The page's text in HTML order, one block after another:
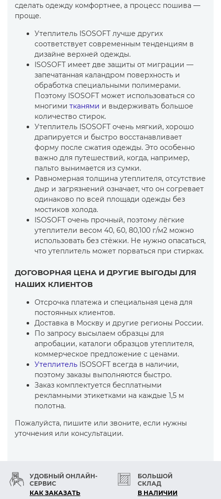
сделать одежду комфортнее, а процесс пошива —
проще.
Утеплитель ISOSOFT лучше других
соответствует современным тенденциям в
дизайне верхней одежды.
ISOSOFT имеет две защиты от миграции —
запечатанная каландром поверхность и
обработка специальными полимерами.
Поэтому ISOSOFT может использоваться со
многими тканями и выдерживать большое
количество стирок.
Утеплитель ISOSOFT очень мягкий, хорошо
драпируется и быстро восстанавливает
форму после сжатия одежды. Это особенно
важно для путешествий, когда, например,
пальто вынимается из сумки.
Равномерная толщина утеплителя, отсутствие
дыр и загрязнений означает, что он согревает
одинаково по всей площади одежды без
мостиков холода.
ISOSOFT очень прочный, поэтому лёгкие
утеплители весом 40, 60, 80,100 г/м2 можно
использовать без стёжки. Не нужно опасаться,
что утеплитель может порваться при стирках.
ДОГОВОРНАЯ ЦЕНА И ДРУГИЕ ВЫГОДЫ ДЛЯ
НАШИХ КЛИЕНТОВ
Отсрочка платежа и специальная цена для
постоянных клиентов.
Доставка в Москву и другие регионы России.
По запросу высылаем образцы для
апробации, каталоги образцов утеплителя,
коммерческое предложение с ценами.
Утеплитель ISOSOFT всегда в наличии,
поэтому заказы выполняются быстро.
Заказ комплектуется бесплатными
рекламными этикетками на каждые 1,5 м
полотна.
Пожалуйста, пишите или звоните, если нужны
уточнения или консультации.
УДОБНЫЙ ОНЛАЙН-
СЕРВИС
КАК ЗАКАЗАТЬ
БОЛЬШОЙ
СКЛАД
В НАЛИЧИИ